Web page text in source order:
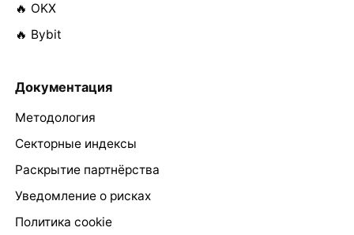
🔥 OKX
🔥 Bybit
Документация
Методология
Секторные индексы
Раскрытие партнёрства
Уведомление о рисках
Политика cookie